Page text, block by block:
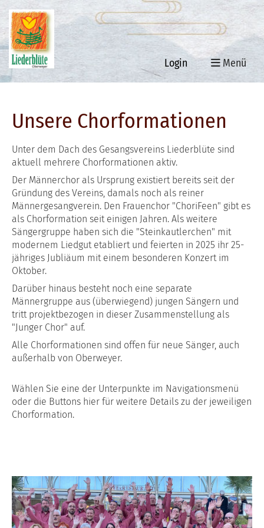
Login Menü
Unsere Chorformationen
Unter dem Dach des Gesangsvereins Liederblüte sind
aktuell mehrere Chorformationen aktiv.
Der Männerchor als Ursprung existiert bereits seit der
Gründung des Vereins, damals noch als reiner
Männergesangverein. Den Frauenchor "ChoriFeen" gibt es
als Chorformation seit einigen Jahren. Als weitere
Sängergruppe haben sich die "Steinkautlerchen" mit
modernem Liedgut etabliert und feierten in 2025 ihr 25-
jähriges Jubliäum mit einem besonderen Konzert im
Oktober.
Darüber hinaus besteht noch eine separate
Männergruppe aus (überwiegend) jungen Sängern und
tritt projektbezogen in dieser Zusammenstellung als
"Junger Chor" auf.
Alle Chorformationen sind offen für neue Sänger, auch
außerhalb von Oberweyer.
Wählen Sie eine der Unterpunkte im Navigationsmenü
oder die Buttons hier für weitere Details zu der jeweiligen
Chorformation.